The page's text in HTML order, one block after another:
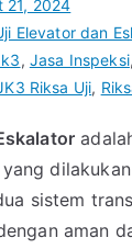
21, 2024
Elevator dan
, Jasa Inspeksi
Riksa Uji,
sistem
aman